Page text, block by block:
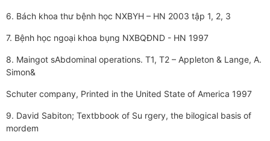
6. Bách khoa thư­ bệnh học NXBYH – HN 2003 tập 1, 2, 3
7. Bệnh học ngoại khoa bụng NXBQĐND - HN 1997
8. Maingot sAbdominal operations. T1, T2 – Appleton & Lange, A.
Simon&
Schuter company, Printed in the United State of America 1997
9. David Sabiton; Textbbook of Su rgery, the bilogical basis of
mordem